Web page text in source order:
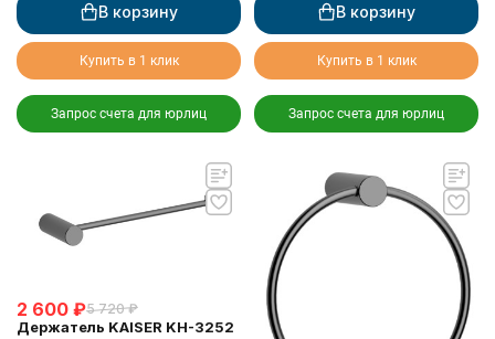
В корзину
Купить в 1 клик
Запрос счета для юрлиц
В корзину
Купить в 1 клик
Запрос счета для юрлиц
2 600 ₽5 720 ₽
Держатель KAISER KH-3252